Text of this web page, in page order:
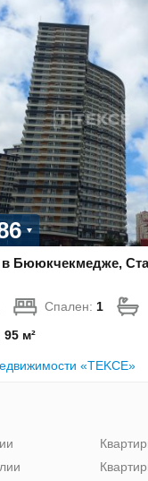
в Бююкчекмедже,
Спален: 1
95 м²
«TEKCE»